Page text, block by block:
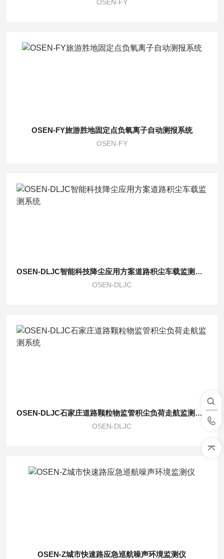
OSEN-FY
OSEN-FY旅游胜地固定点负氧离子自动测报系统
OSEN-FY
OSEN-DLJC智能科技降尘应用方案道路积尘车载监测系统
OSEN-DLJC
OSEN-DLJC石家庄道路颗粒物监管积尘负荷走航监测系统
OSEN-DLJC
OSEN-Z城市快速路应急巡航噪声环境监测仪